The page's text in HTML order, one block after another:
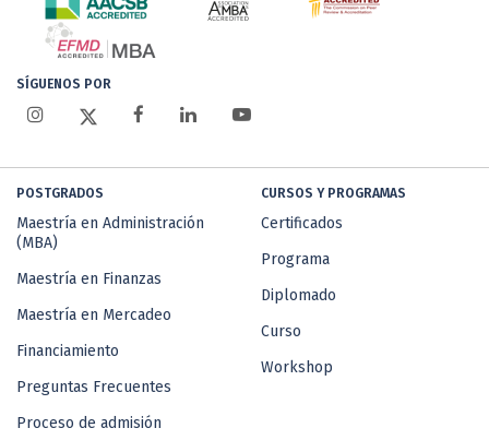
SÍGUENOS POR
POSTGRADOS
Maestría en Administración
(MBA)
Maestría en Finanzas
Maestría en Mercadeo
Financiamiento
Preguntas Frecuentes
Proceso de admisión
CURSOS Y PROGRAMAS
Certificados
Programa
Diplomado
Curso
Workshop